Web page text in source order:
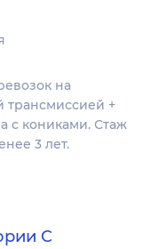
на
трансмиссией +
с кониками. Стаж
3 лет.
C